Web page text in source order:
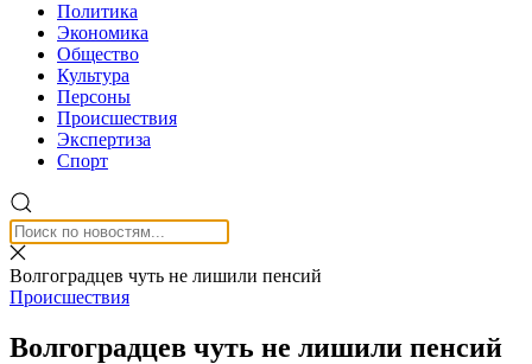
Политика
Экономика
Общество
Культура
Персоны
Происшествия
Экспертиза
Спорт
Волгоградцев чуть не лишили пенсий
Происшествия
Волгоградцев чуть не лишили пенсий